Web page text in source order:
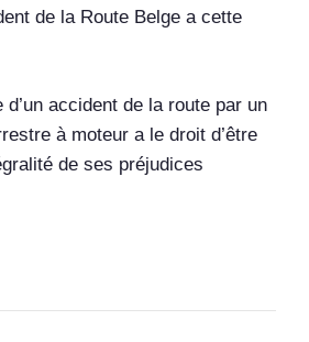
de la Route Belge a cette
accident de la route par un
à moteur a le droit d’être
de ses préjudices